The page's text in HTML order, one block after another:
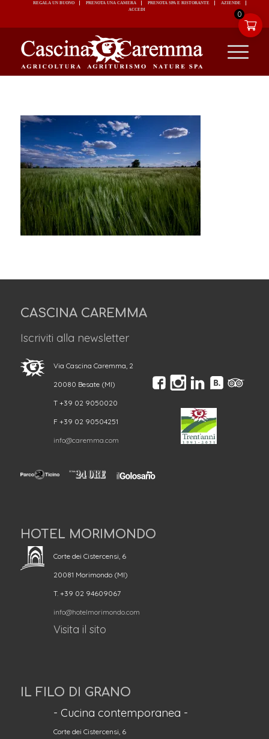
0
REGALA UN BUONO PRENOTA UNA CAMERA PRENOTA SPA E RISTORANTE
CASCINA CAREMMA
Iscriviti alla newsletter
Via Cascina Caremma, 2
20080 Besate (MI)
T +39 02 9050020
F +39 02 90504251
info@caremma.com
HOTEL MORIMONDO
Corte dei Cistercensi, 6
20081 Morimondo (MI)
T. +39 02 94609067
info@hotelmorimondo.com
Visita il sito
IL FILO DI GRANO
- Cucina contemporanea -
Corte dei Cistercensi, 6